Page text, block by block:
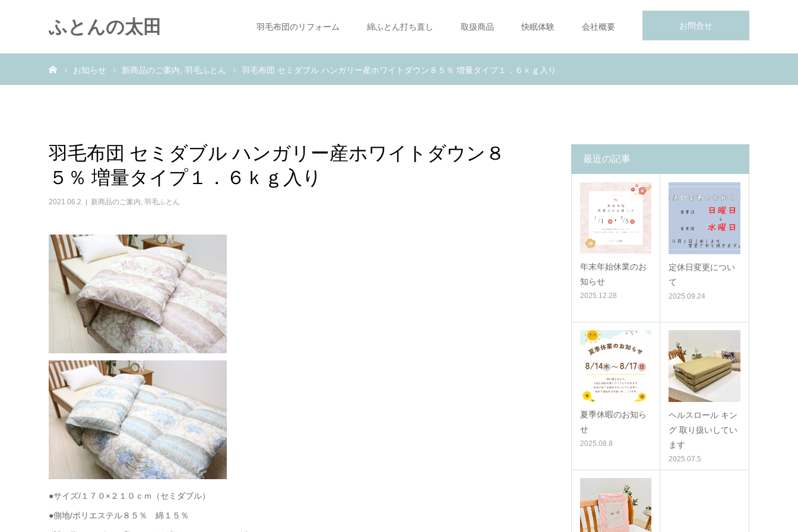
ふとんの太田 お問合せ
羽毛布団のリフォーム 綿ふとん打ち直し 取扱商品 快眠体験 会社概要
お知らせ 新商品のご案内 羽毛ふとん 羽毛布団 セミダブル ハンガリー産ホワイトダウン８５％ 増量タイプ１．６ｋｇ入り
羽毛布団 セミダブル ハンガリー産ホワイトダウン８
５％ 増量タイプ１．６ｋｇ入り
2021.06.2 新商品のご案内, 羽毛ふとん
●サイズ/１７０×２１０ｃｍ（セミダブル）
●側地/ポリエステル８５％ 綿１５％
最近の記事
年末年始休業のお
知らせ
2025.12.28
定休日変更につい
て
2025.09.24
夏季休暇のお知ら
せ
2025.08.8
ヘルスロール キン
グ 取り扱いしてい
ます
2025.07.5